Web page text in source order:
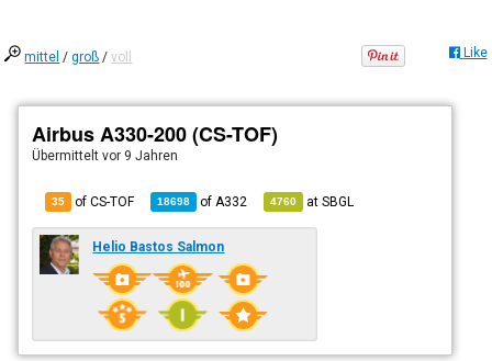
mittel /groß /voll Like
Airbus A330-200 (CS-TOF)
Übermitteltvor 9 Jahren
35 of CS-TOF 18698 of A332 4760 atSBGL
Helio Bastos Salmon